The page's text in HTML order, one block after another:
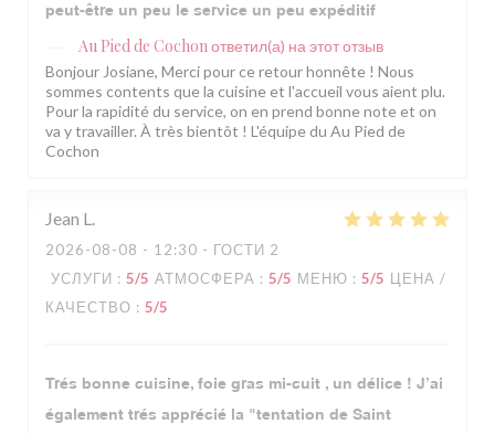
peut-être un peu le service un peu expéditif
Au Pied de Cochonответил(а) на этот отзыв
Bonjour Josiane, Merci pour ce retour honnête ! Nous
sommes contents que la cuisine et l'accueil vous aient plu.
Pour la rapidité du service, on en prend bonne note et on
va y travailler. À très bientôt ! L'équipe du Au Pied de
Cochon
Jean L
2026-08-08 - 12:30 - ГОСТИ 2
УСЛУГИ : 5/5 АТМОСФЕРА : 5/5 МЕНЮ : 5/5 ЦЕНА /
КАЧЕСТВО : 5/5
Trés bonne cuisine, foie gras mi-cuit , un délice ! J’ai
également trés apprécié la "tentation de Saint